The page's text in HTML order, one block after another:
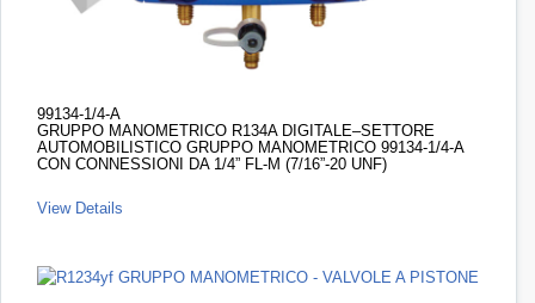
99134-1/4-A
GRUPPO MANOMETRICO R134A DIGITALE–SETTORE
AUTOMOBILISTICO GRUPPO MANOMETRICO 99134-1/4-A
CON CONNESSIONI DA 1/4” FL-M (7/16”-20 UNF)
View Details